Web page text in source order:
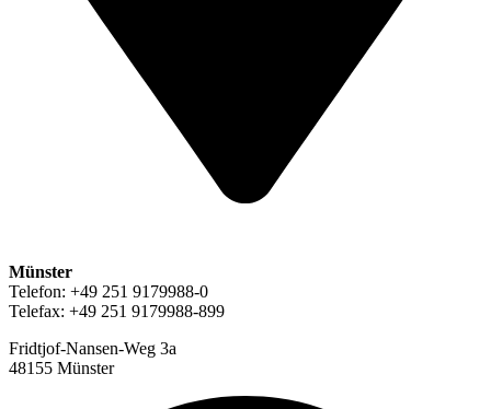
Münster
Telefon: +49 251 9179988-0
Telefax: +49 251 9179988-899
Fridtjof-Nansen-Weg 3a
48155 Münster